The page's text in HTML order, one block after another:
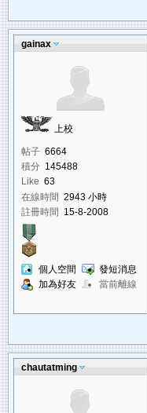
gainax
上校
帖子 6664
積分 145488
Like 63
在線時間 2943 小時
註冊時間 15-8-2008
個人空間
發短消息
加為好友
當前離線
chautatming